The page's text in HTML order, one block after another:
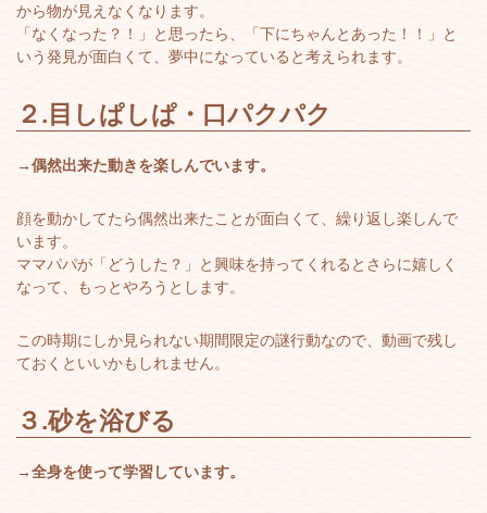
から物が見えなくなります。
「なくなった？！」と思ったら、「下にちゃんとあった！！」と
いう発見が面白くて、夢中になっていると考えられます。
２. 目しぱしぱ・口パクパク
→偶然出来た動きを楽しんでいます。
顔を動かしてたら偶然出来たことが面白くて、繰り返し楽しんで
います。
ママパパが「どうした？」と興味を持ってくれるとさらに嬉しく
なって、もっとやろうとします。
この時期にしか見られない期間限定の謎行動なので、動画で残し
ておくといいかもしれません。
３.砂を浴びる
→全身を使って学習しています。